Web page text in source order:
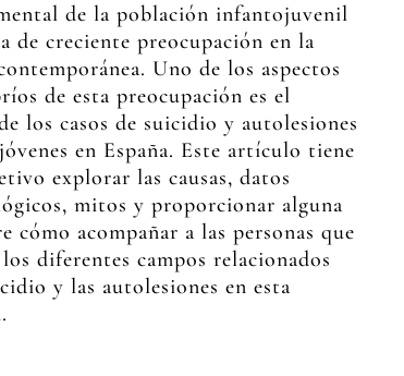
de la población infantojuvenil
de creciente preocupación en la
Uno de los aspectos
de esta preocupación es el
los casos de suicidio y autolesiones
en España. Este artículo tiene
explorar las causas, datos
mitos y proporcionar alguna
cómo acompañar a las personas que
diferentes campos relacionados
y las autolesiones en esta